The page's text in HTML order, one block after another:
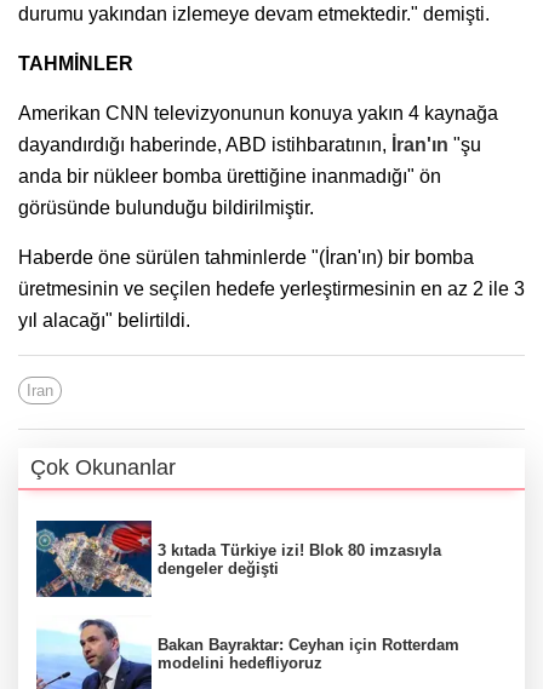
durumu yakından izlemeye devam etmektedir." demişti.
TAHMİNLER
Amerikan CNN televizyonunun konuya yakın 4 kaynağa
dayandırdığı haberinde, ABD istihbaratının, İran'ın "şu
anda bir nükleer bomba ürettiğine inanmadığı" ön
görüsünde bulunduğu bildirilmiştir.
Haberde öne sürülen tahminlerde "(İran'ın) bir bomba
üretmesinin ve seçilen hedefe yerleştirmesinin en az 2 ile 3
yıl alacağı" belirtildi.
Iran
Çok Okunanlar
3 kıtada Türkiye izi! Blok 80 imzasıyla
dengeler değişti
Bakan Bayraktar: Ceyhan için Rotterdam
modelini hedefliyoruz